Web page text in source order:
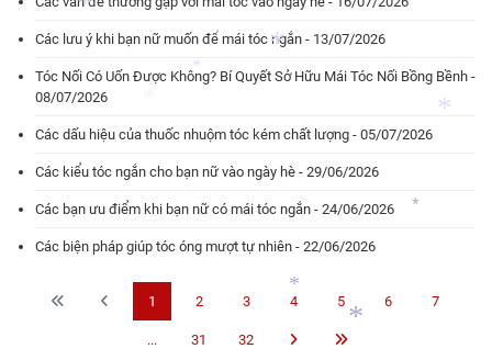
*
*
*
*
Các lưu ý khi bạn nữ muốn để mái tóc ngắn - 13/07/2026
Tóc Nối Có Uốn Được Không? Bí Quyết Sở Hữu Mái Tóc Nối Bồng Bềnh -
08/07/2026
Các dấu hiệu của thuốc nhuộm tóc kém chất lượng - 05/07/2026
Các kiểu tóc ngắn cho bạn nữ vào ngày hè - 29/06/2026
Các bạn ưu điểm khi bạn nữ có mái tóc ngắn - 24/06/2026
Các biện pháp giúp tóc óng mượt tự nhiên - 22/06/2026
1 2 3 4 5 6 7
... 31 32